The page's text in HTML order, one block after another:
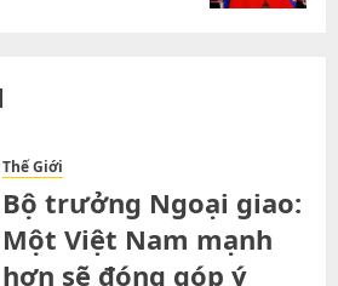
Thế Giới
Bộ trưởng Ngoại giao:
Một Việt Nam mạnh
hơn sẽ đóng góp ý